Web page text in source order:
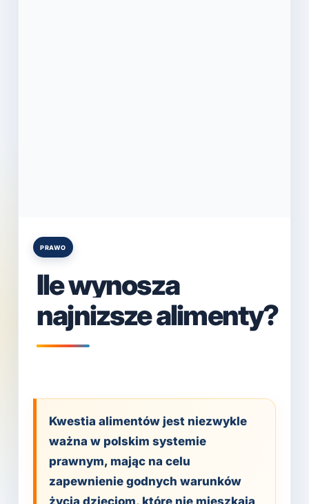
Posted
PRAWO
Ile wynosza
najnizsze alimenty?
Kwestia alimentów jest niezwykle
ważna w polskim systemie
prawnym, mając na celu
zapewnienie godnych warunków
życia dzieciom, które nie mieszkają